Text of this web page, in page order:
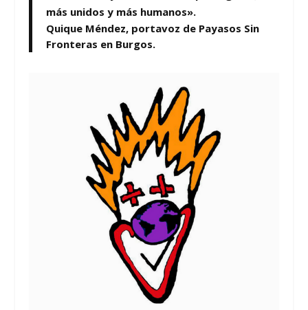
más unidos y más humanos».
Quique Méndez, portavoz de Payasos Sin
Fronteras en Burgos.